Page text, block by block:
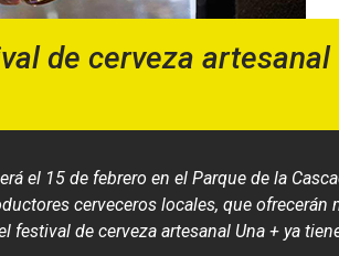
de cerveza artesanal
el 15 de febrero en el Parque de la
cerveceros locales, que ofrecerán
festival de cerveza artesanal Una + ya